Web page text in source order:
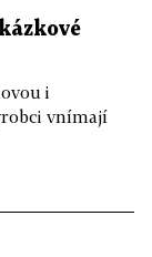
i
vnímají